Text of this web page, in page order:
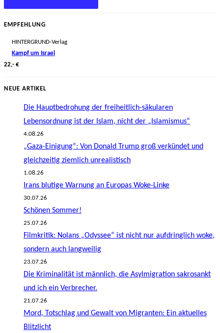
EMPFEHLUNG
HINTERGRUND-Verlag
Kampf um Israel
22,- €
NEUE ARTIKEL
Die Hauptbedrohung der freiheitlich-säkularen
Lebensordnung ist der Islam, nicht der „Islamismus“
4.08.26
„Gaza-Einigung“: Von Donald Trump groß verkündet und
gleichzeitig ziemlich unrealistisch
1.08.26
Irans blutige Warnung an Europas Woke-Linke
30.07.26
Schönen Sommer!
25.07.26
Filmkritik: Nolans „Odyssee“ ist nicht nur aufdringlich woke,
sondern auch langweilig
23.07.26
Die Kriminalität ist männlich, die Asylmigration sakrosankt
und ich ein Verbrecher.
21.07.26
Mord, Totschlag und Gewalt von Migranten: Ein aktuelles
Blitzlicht